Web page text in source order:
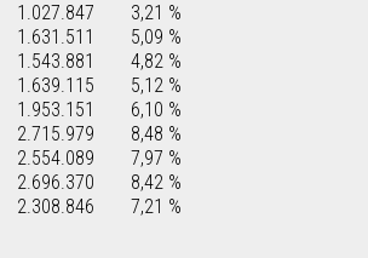
1.027.847
3,21 %
1.631.511
5,09 %
1.543.881
4,82 %
1.639.115
5,12 %
1.953.151
6,10 %
2.715.979
8,48 %
2.554.089
7,97 %
2.696.370
8,42 %
2.308.846 7,21 %